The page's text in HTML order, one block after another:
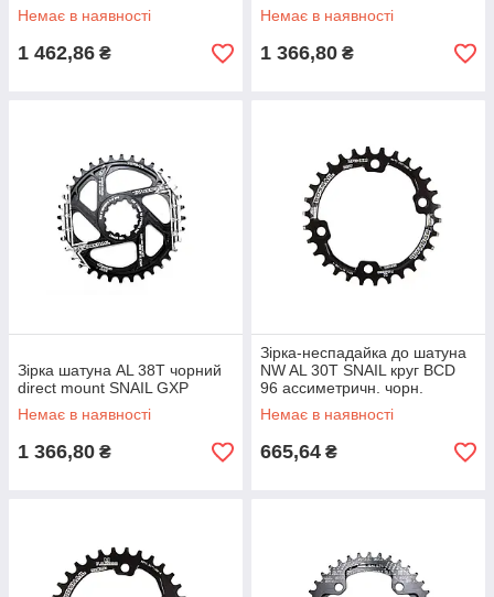
Немає в наявності
1 462,86 ₴
Немає в наявності
1 366,80 ₴
Зірка шатуна AL 38T чорний
direct mount SNAIL GXP
Немає в наявності
1 366,80 ₴
Зірка-неспадайка до шатуна
NW AL 30T SNAIL круг BCD
96 ассиметричн. чорн.
Немає в наявності
665,64 ₴